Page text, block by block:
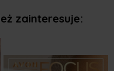
zainteresuje: